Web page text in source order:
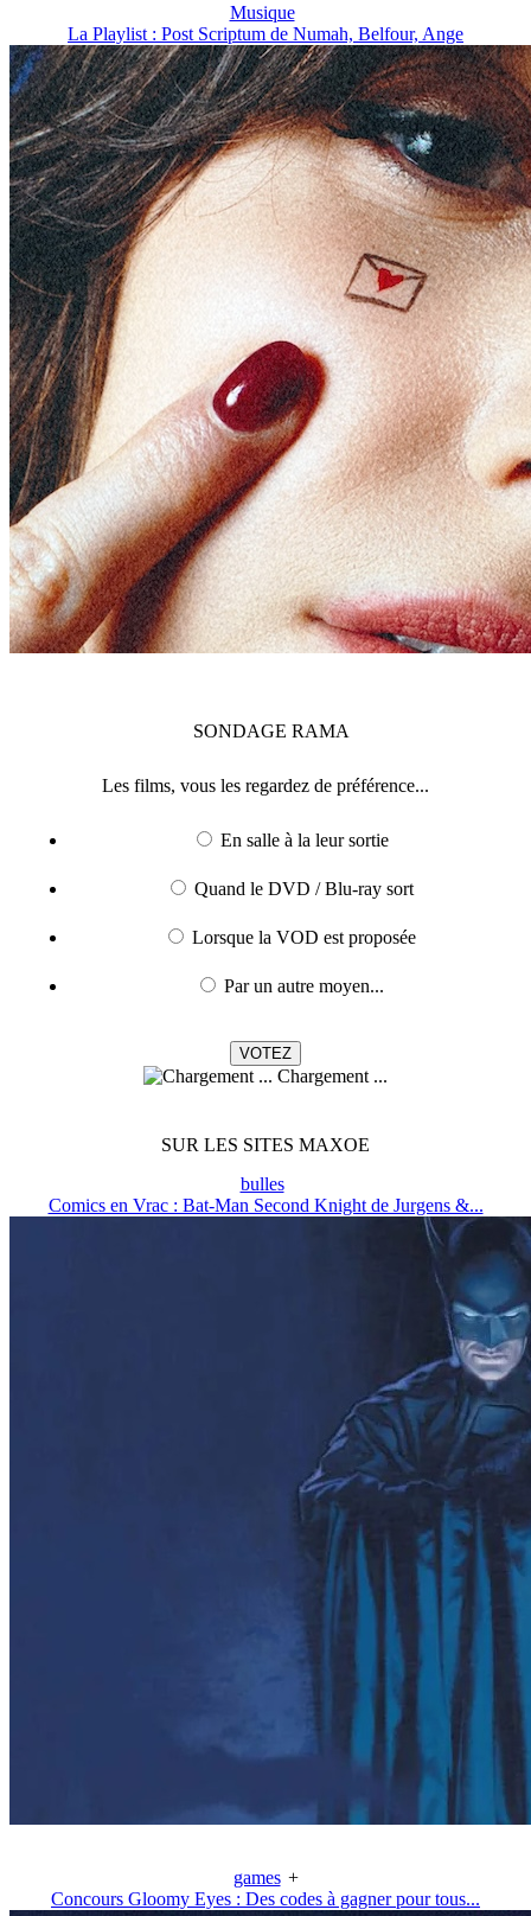
Musique
La Playlist : Post Scriptum de Numah, Belfour, Ange
SONDAGE RAMA
Les films, vous les regardez de préférence...
En salle à la leur sortie
Quand le DVD / Blu-ray sort
Lorsque la VOD est proposée
Par un autre moyen...
Chargement ...
SUR LES SITES MAXOE
bulles
Comics en Vrac : Bat-Man Second Knight de Jurgens &...
games +
Concours Gloomy Eyes : Des codes à gagner pour tous...